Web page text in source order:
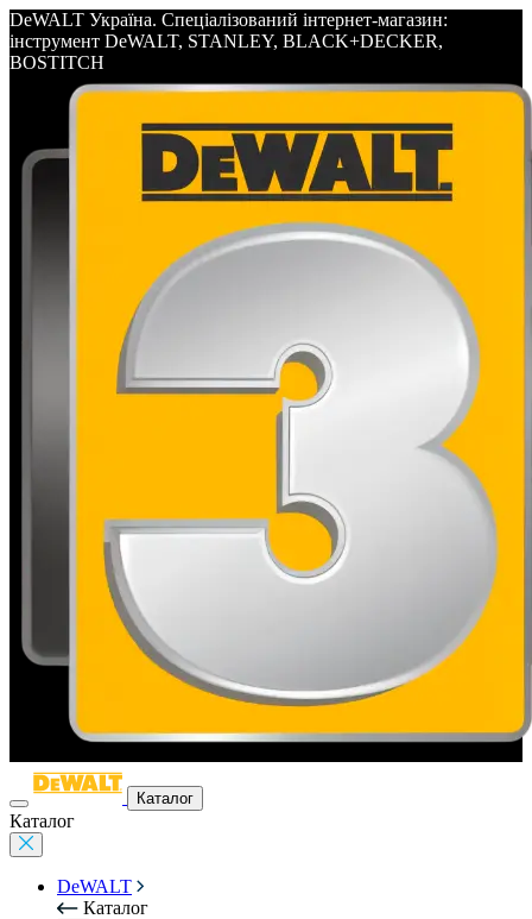
DeWALT Україна. Спеціалізований інтернет-магазин:
інструмент DeWALT, STANLEY, BLACK+DECKER,
BOSTITCH
Каталог
Каталог
DeWALT
Каталог